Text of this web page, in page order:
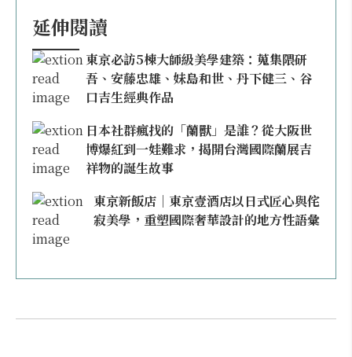
延伸閱讀
東京必訪5棟大師級美學建築：蒐集隈研
吾、安藤忠雄、妹島和世、丹下健三、谷
口吉生經典作品
日本社群瘋找的「蘭獸」是誰？從大阪世
博爆紅到一娃難求，揭開台灣國際蘭展吉
祥物的誕生故事
東京新飯店｜東京壹酒店以日式匠心與侘
寂美學，重塑國際奢華設計的地方性語彙